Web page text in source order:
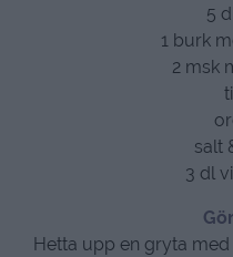
5
1 burk
2 msk
salt
3 dl
Hetta upp en gryta